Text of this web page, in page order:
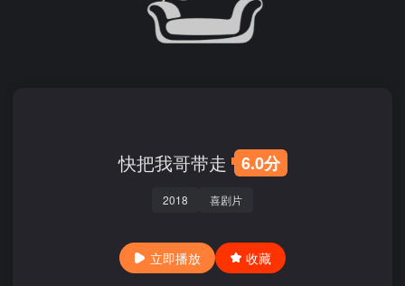
快把我哥带走 6.0分
2018 喜剧片
立即播放 收藏